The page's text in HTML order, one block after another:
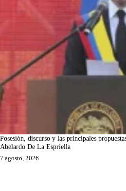
Posesión, discurso y las principales
Abelardo De La Espriella
7 agosto, 2026